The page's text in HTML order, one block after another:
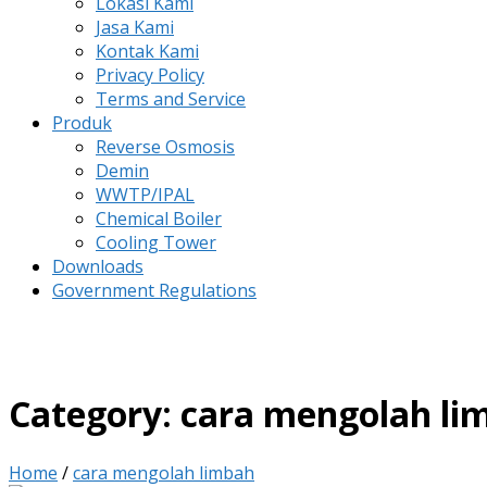
Jasa Kami
Kontak Kami
Privacy Policy
Terms and Service
Produk
Reverse Osmosis
Demin
WWTP/IPAL
Chemical Boiler
Cooling Tower
Downloads
Government Regulations
Category: cara mengolah
Home /cara mengolah limbah